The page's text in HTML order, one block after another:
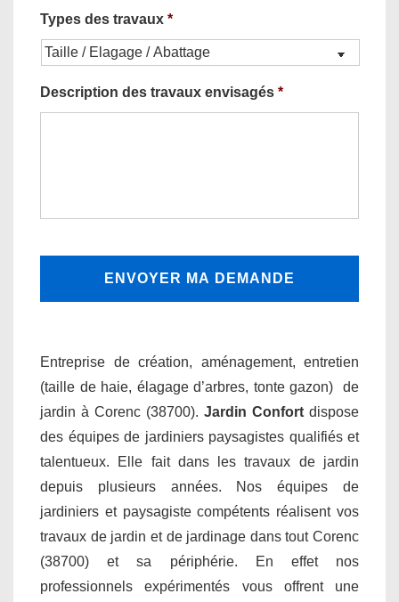
Types des travaux *
Description des travaux envisagés *
Entreprise de création, aménagement, entretien
(taille de haie, élagage d’arbres, tonte gazon) de
jardin à Corenc (38700). Jardin Confort dispose
des équipes de jardiniers paysagistes qualifiés et
talentueux. Elle fait dans les travaux de jardin
depuis plusieurs années. Nos équipes de
jardiniers et paysagiste compétents réalisent vos
travaux de jardin et de jardinage dans tout Corenc
(38700) et sa périphérie. En effet nos
professionnels expérimentés vous offrent une